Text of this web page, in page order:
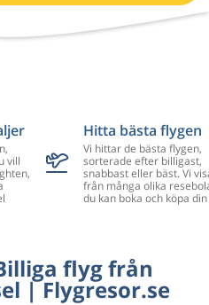
vill
Hitta bästa flygen
Vi hittar de bästa flygen,
sorterade efter billigast,
snabbast eller bäst. Vi
från många olika
du kan boka och köpa
flyg från
| Flygresor.se